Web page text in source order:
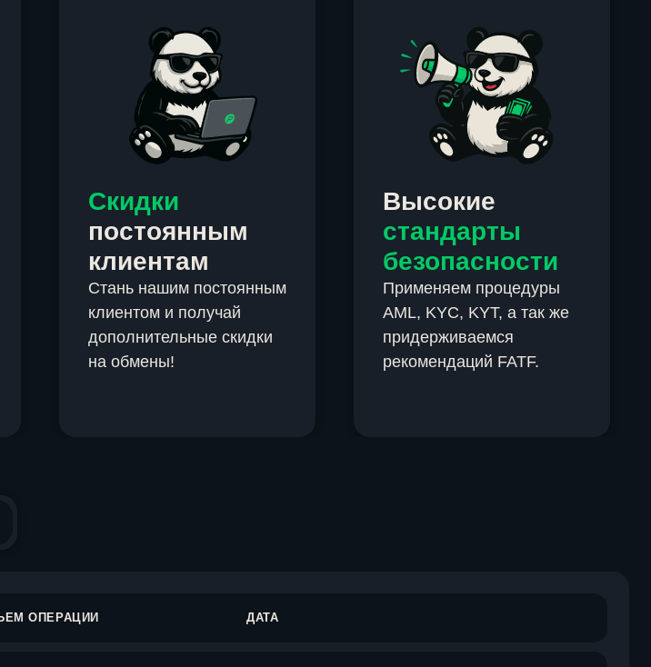
Скидки
постоянным
клиентам
Стань нашим постоянным
клиентом и получай
дополнительные скидки
на обмены!
Высокие
стандарты
безопасности
Применяем процедуры
AML, KYC, KYT, а так же
придерживаемся
рекомендаций FATF.
ОПЕРАЦИИ ДАТА